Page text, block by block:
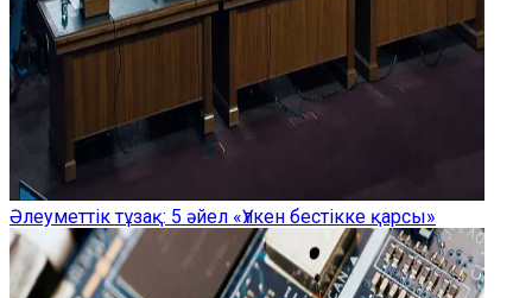
Әлеуметтік тұзақ: 5 әйел «Үлкен бестікке қарсы»